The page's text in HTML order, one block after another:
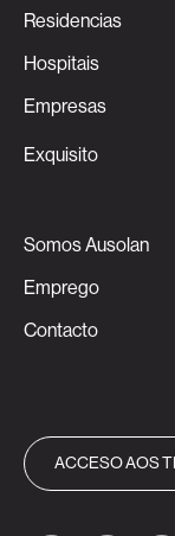
Residencias
Hospitais
Empresas
Exquisito
Somos Ausolan
Emprego
Contacto
ACCESO AOS